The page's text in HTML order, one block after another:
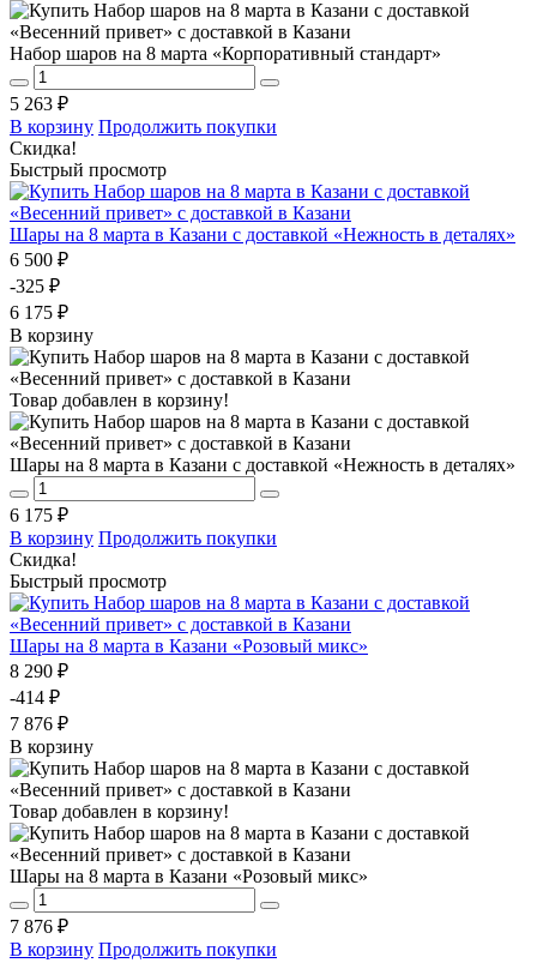
Набор шаров на 8 марта «Корпоративный стандарт»
5 263 ₽
В корзину Продолжить покупки
Скидка!
Быстрый просмотр
Шары на 8 марта в Казани с доставкой «Нежность в деталях»
6 500 ₽
-325 ₽
6 175 ₽
В корзину
Товар добавлен в корзину!
Шары на 8 марта в Казани с доставкой «Нежность в деталях»
6 175 ₽
В корзину Продолжить покупки
Скидка!
Быстрый просмотр
Шары на 8 марта в Казани «Розовый микс»
8 290 ₽
-414 ₽
7 876 ₽
В корзину
Товар добавлен в корзину!
Шары на 8 марта в Казани «Розовый микс»
7 876 ₽
В корзину Продолжить покупки